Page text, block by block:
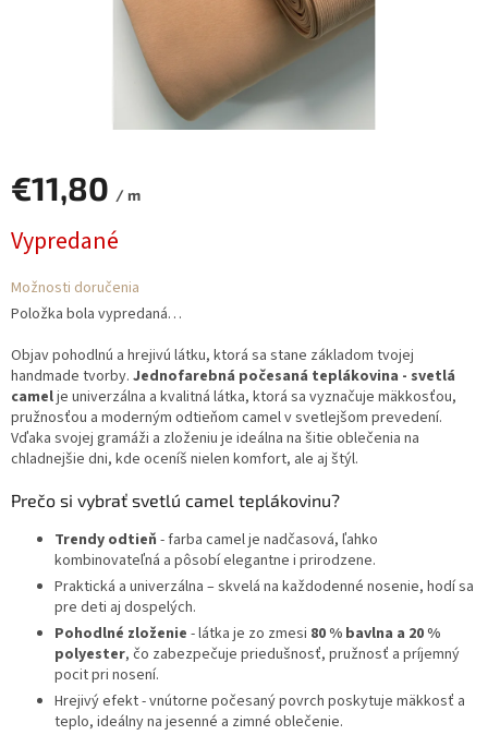
€11,80 / m
cena:
Vypredané
Možnosti doručenia
Položka bola vypredaná…
Objav pohodlnú a hrejivú látku, ktorá sa stane základom tvojej
handmade tvorby. Jednofarebná počesaná teplákovina - svetlá
camelje univerzálna a kvalitná látka, ktorá sa vyznačuje mäkkosťou,
pružnosťou a moderným odtieňom camel v svetlejšom prevedení.
Vďaka svojej gramáži a zloženiu je ideálna na šitie oblečenia na
chladnejšie dni, kde oceníš nielen komfort, ale aj štýl.
Prečo si vybrať svetlú camel teplákovinu?
Trendy odtieň - farba camel je nadčasová, ľahko
kombinovateľná a pôsobí elegantne i prirodzene.
Praktická a univerzálna – skvelá na každodenné nosenie, hodí sa
pre deti aj dospelých.
Pohodlné zloženie - látka je zo zmesi 80 % bavlna a 20 %
polyester, čo zabezpečuje priedušnosť, pružnosť a príjemný
pocit pri nosení.
Hrejivý efekt - vnútorne počesaný povrch poskytuje mäkkosť a
teplo, ideálny na jesenné a zimné oblečenie.